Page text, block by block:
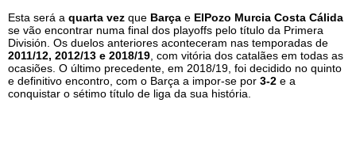
Esta será a quarta vez que Barça e ElPozo Murcia Costa Cálida
se vão encontrar numa final dos playoffs pelo título da Primera
División. Os duelos anteriores aconteceram nas temporadas de
2011/12, 2012/13 e 2018/19 , com vitória dos catalães em todas as
ocasiões. O último precedente, em 2018/19, foi decidido no quinto
e definitivo encontro, com o Barça a impor-se por 3-2 e a
conquistar o sétimo título de liga da sua história.